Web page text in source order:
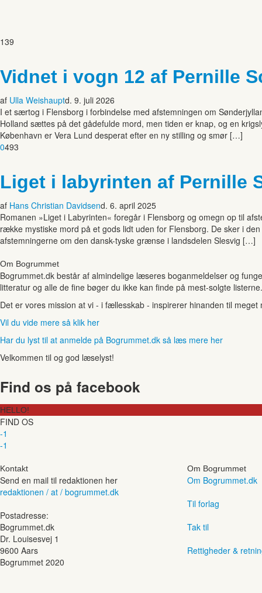
139
Vidnet i vogn 12 af Pernille
af Ulla Weishauptd. 9. juli 2026
I et særtog i Flensborg i forbindelse med afstemningen om
Holland sættes på det gådefulde mord, men tiden er knap, og en
København er Vera Lund desperat efter en ny stilling og smør […]
0493
Liget i labyrinten af Pernille
af Hans Christian Davidsend. 6. april 2025
Romanen »Liget i Labyrinten« foregår i Flensborg og omegn op til
række mystiske mord på et gods lidt uden for Flensborg. De sker i
afstemningerne om den dansk-tyske grænse i landsdelen Slesvig […]
Om Bogrummet
Bogrummet.dk består af almindelige læseres boganmeldelser og
litteratur og alle de fine bøger du ikke kan finde på mest-solgte listerne.
Det er vores mission at vi - i fællesskab - inspirerer hinanden til
Vil du vide mere så klik her
Har du lyst til at anmelde på Bogrummet.dk så læs mere her
Velkommen til og god læselyst!
Find os på facebook
HELLO!
FIND OS
-1
-1
Kontakt
Send en mail til redaktionen her
redaktionen / at / bogrummet.dk
Postadresse:
Bogrummet.dk
Dr. Louisesvej 1
9600 Aars
Om Bogrummet
Om Bogrummet.dk
Til forlag
Tak til
Rettigheder &
Bogrummet 2020